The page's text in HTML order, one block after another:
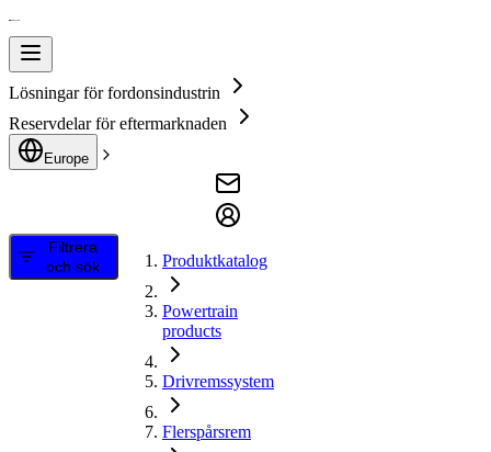
Lösningar för fordonsindustrin
Reservdelar för eftermarknaden
Europe
Filtrera
och sök
Produktkatalog
Powertrain
products
Drivremssystem
Flerspårsrem